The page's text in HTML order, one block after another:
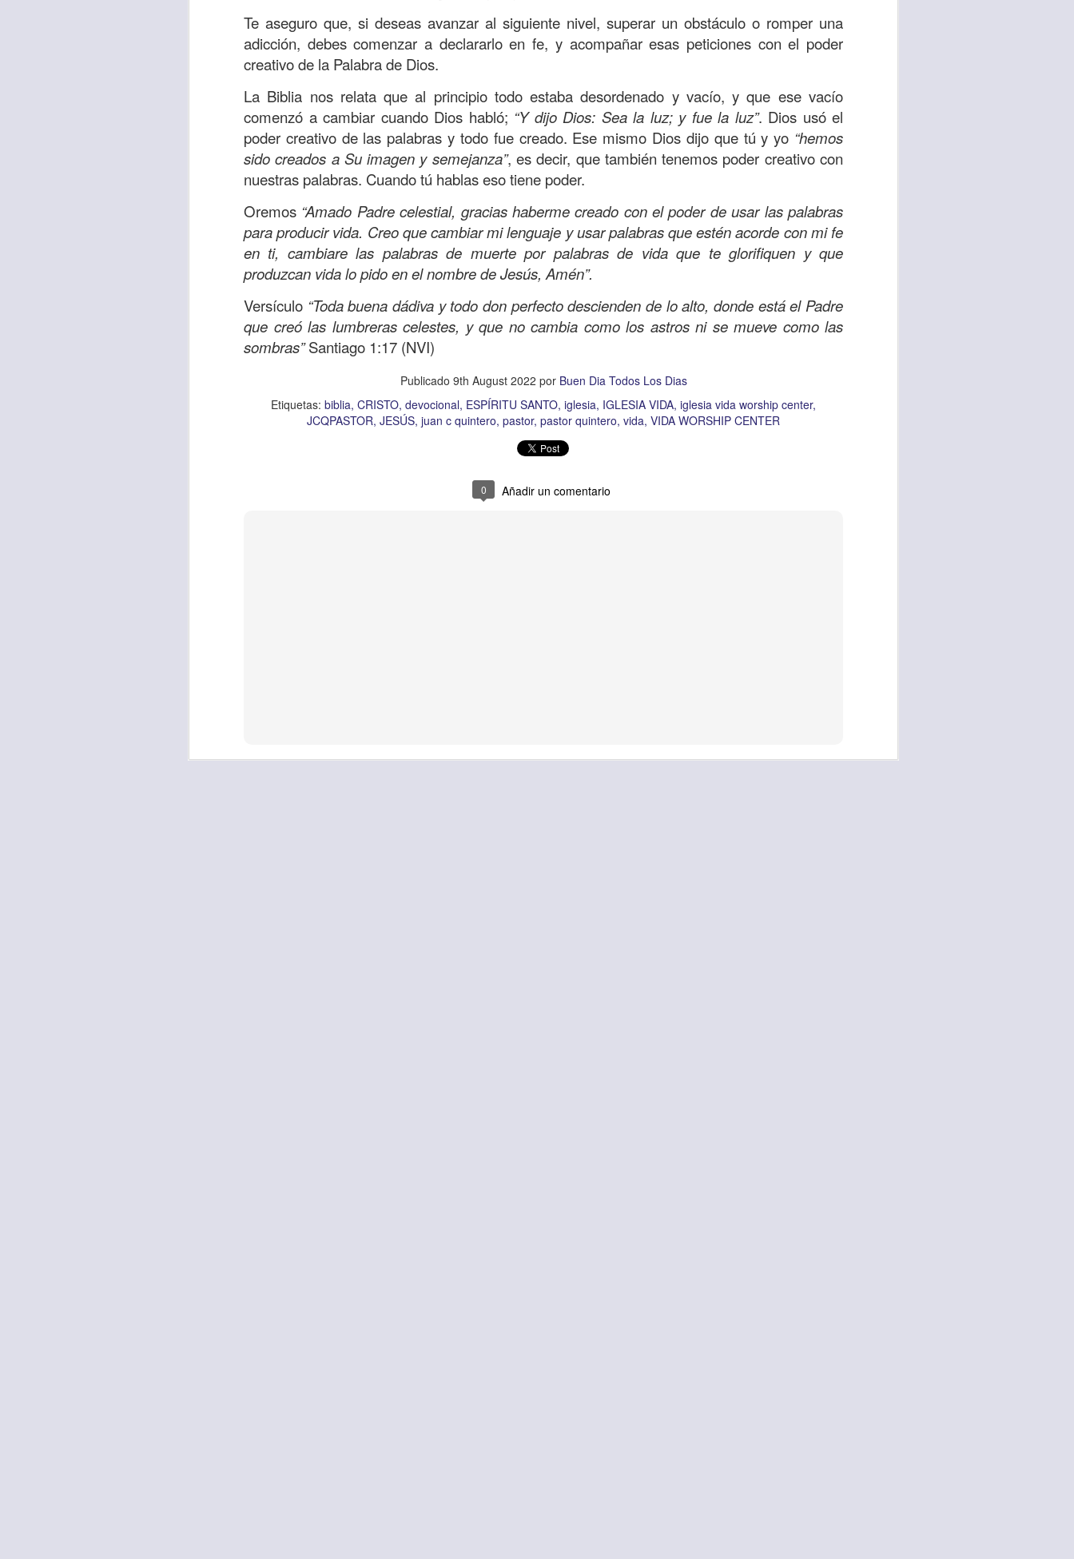
Te aseguro que, si deseas avanzar al siguiente nivel, superar un obstáculo o romper una
adicción, debes comenzar a declararlo en fe, y acompañar esas peticiones con el poder
creativo de la Palabra de Dios.
La Biblia nos relata que al principio todo estaba desordenado y vacío, y que ese vacío
comenzó a cambiar cuando Dios habló; “Y dijo Dios: Sea la luz; y fue la luz”. Dios usó el
poder creativo de las palabras y todo fue creado. Ese mismo Dios dijo que tú y yo “hemos
sido creados a Su imagen y semejanza”, es decir, que también tenemos poder creativo con
nuestras palabras. Cuando tú hablas eso tiene poder.
Oremos “Amado Padre celestial, gracias haberme creado con el poder de usar las palabras
para producir vida. Creo que cambiar mi lenguaje y usar palabras que estén acorde con mi fe
en ti, cambiare las palabras de muerte por palabras de vida que te glorifiquen y que
produzcan vida lo pido en el nombre de Jesús, Amén”.
Versículo “Toda buena dádiva y todo don perfecto descienden de lo alto, donde está el Padre
que creó las lumbreras celestes, y que no cambia como los astros ni se mueve como las
sombras”Santiago 1:17 (NVI)
Publicado 9th August 2022 por Buen Dia Todos Los Dias
Etiquetas: biblia CRISTO devocional ESPÍRITU SANTO iglesia IGLESIA VIDA iglesia vida worship center
JCQPASTOR JESÚS juan c quintero pastor pastor quintero vida VIDA WORSHIP CENTER
0 Añadir un comentario
por eso decido que, desde hoy, el motor de mi vida sea el amor, aquel que es sin fingimiento,
sincero, real. Bendigo a mi familia, me comprometo a amar sin condiciones; lo declaro en el
nombre de Jesús. Amén
Versículo:
El amor sea sin fingimiento. Aborreced lo malo, seguid lo bueno
”. Romanos 12:9
(RVR1960)
Publicado 2 days ago porBuen Dia Todos Los Dias
Ubicación: 10303 Royal Palm Blvd, Coral Springs, FL 33065, USA
Etiquetas:
ESPÍRITU SANTO
JCQPASTOR JESÚS juan c quintero pastor pastor quintero vida VIDA WORSHIP CENTER
0 Añadir un comentario